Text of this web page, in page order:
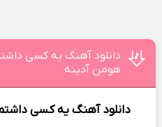
دانلود آهنگ یه کسی
هومن آدینه
دانلود آهنگیه کسی